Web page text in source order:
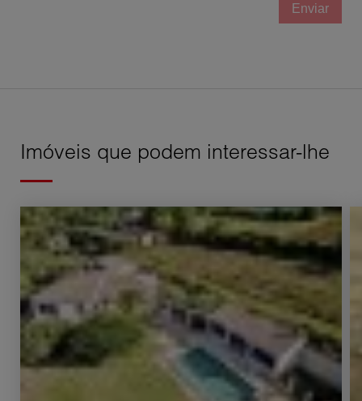
Enviar
Imóveis que podem interessar-lhe
Venda Casa Uzès 5 Quartos 183 m²